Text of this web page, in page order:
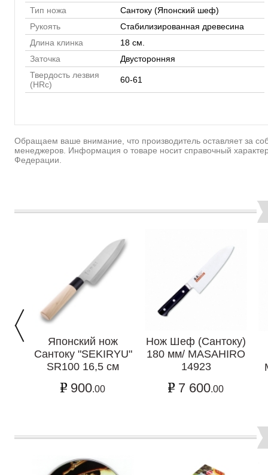
Тип ножа
Сантоку (Японский шеф)
Рукоять
Стабилизированная древесина
Длина клинка
18 см.
Заточка
Двусторонняя
Твердость лезвия
(HRc)
60-61
Обращаем ваше внимание, что производитель оставляет за
менеджеров. Информация о товаре носит справочный
Федерации.
Японский нож
Сантоку "SEKIRYU"
SR100 16,5 см
900.00
Нож Шеф (Сантоку)
180 мм/ MASAHIRO
14923
7 600.00